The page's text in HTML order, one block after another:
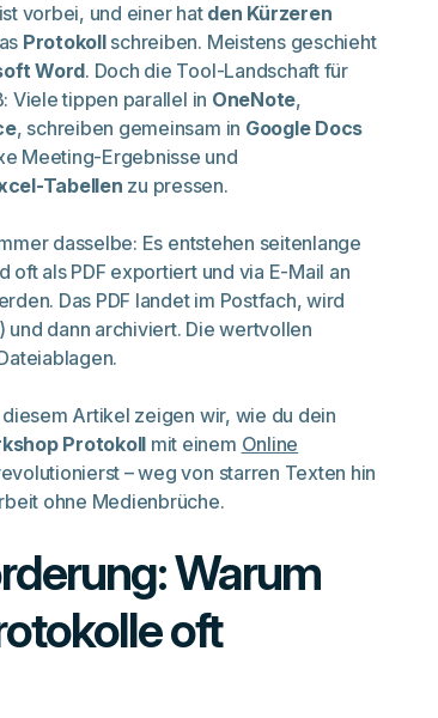
vorbei, und einer hat den Kürzeren
Protokollschreiben. Meistens geschieht
Word. Doch die Tool-Landschaft für
Viele tippen parallel in OneNote,
, schreiben gemeinsam in Google Docs
Meeting-Ergebnisse und
Tabellen zu pressen.
dasselbe: Es entstehen seitenlange
oft als PDF exportiert und via E-Mail an
Das PDF landet im Postfach, wird
dann archiviert. Die wertvollen
Artikel zeigen wir, wie du dein
Protokoll mit einem Online
– weg von starren Texten hin
ohne Medienbrüche.
Warum
oft